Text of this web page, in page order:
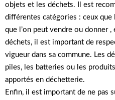
objets et les déchets. Il est
différentes catégories : ceux que
que l’on peut vendre ou donner
déchets, il est important de
vigueur dans sa commune. Les
piles, les batteries ou les
apportés en déchetterie.
Enfin, il est important de ne pas